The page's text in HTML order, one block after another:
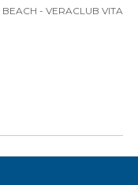
- VERACLUB VITA